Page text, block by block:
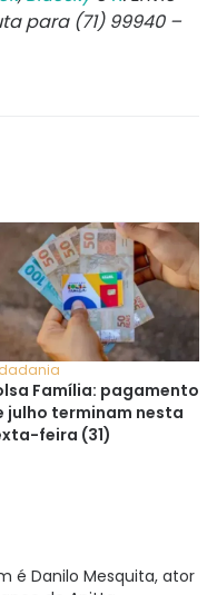
para (71) 99940 –
Família: pagamentos
julho terminam nesta
feira (31)
é Danilo Mesquita, ator